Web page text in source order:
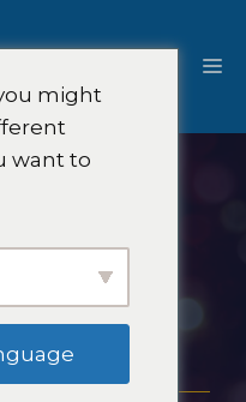
DE
might
want to